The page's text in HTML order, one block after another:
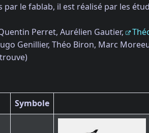
le fablab, il est réalisé par les
Perret, Aurélien Gautier,
Genillier, Théo Biron, Marc
Symbole